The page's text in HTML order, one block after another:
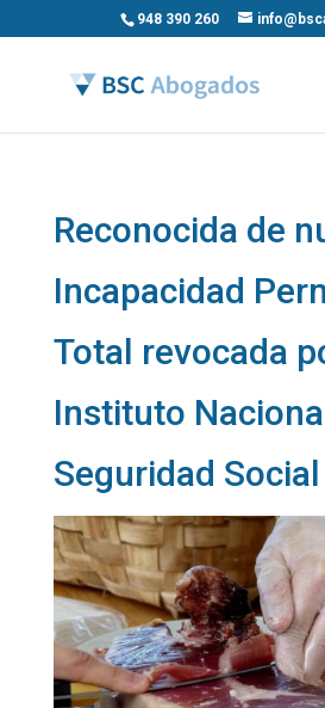
948 390 260
Reconocida de
Incapacidad
Total revocada
Instituto
Seguridad Social